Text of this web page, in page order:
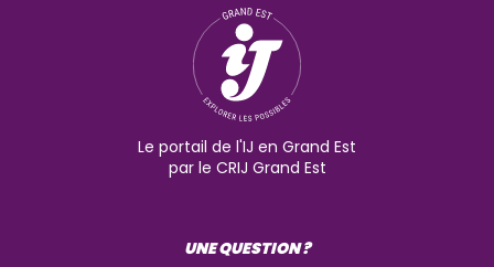
Le portail de l'IJ en Grand Est
par le CRIJ Grand Est
UNE QUESTION ?